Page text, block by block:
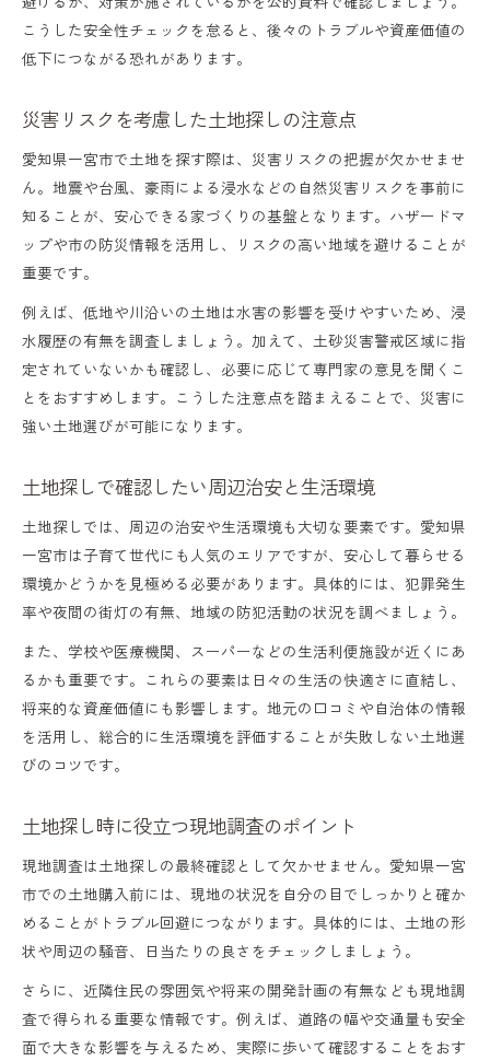
こうした安全性チェックを怠ると、後々のトラブルや資産価値の
低下につながる恐れがあります。
災害リスクを考慮した土地探しの注意点
愛知県一宮市で土地を探す際は、災害リスクの把握が欠かせませ
ん。地震や台風、豪雨による浸水などの自然災害リスクを事前に
知ることが、安心できる家づくりの基盤となります。ハザードマ
ップや市の防災情報を活用し、リスクの高い地域を避けることが
重要です。
例えば、低地や川沿いの土地は水害の影響を受けやすいため、浸
水履歴の有無を調査しましょう。加えて、土砂災害警戒区域に指
定されていないかも確認し、必要に応じて専門家の意見を聞くこ
とをおすすめします。こうした注意点を踏まえることで、災害に
強い土地選びが可能になります。
土地探しで確認したい周辺治安と生活環境
土地探しでは、周辺の治安や生活環境も大切な要素です。愛知県
一宮市は子育て世代にも人気のエリアですが、安心して暮らせる
環境かどうかを見極める必要があります。具体的には、犯罪発生
率や夜間の街灯の有無、地域の防犯活動の状況を調べましょう。
また、学校や医療機関、スーパーなどの生活利便施設が近くにあ
るかも重要です。これらの要素は日々の生活の快適さに直結し、
将来的な資産価値にも影響します。地元の口コミや自治体の情報
を活用し、総合的に生活環境を評価することが失敗しない土地選
びのコツです。
土地探し時に役立つ現地調査のポイント
現地調査は土地探しの最終確認として欠かせません。愛知県一宮
市での土地購入前には、現地の状況を自分の目でしっかりと確か
めることがトラブル回避につながります。具体的には、土地の形
状や周辺の騒音、日当たりの良さをチェックしましょう。
さらに、近隣住民の雰囲気や将来の開発計画の有無なども現地調
査で得られる重要な情報です。例えば、道路の幅や交通量も安全
面で大きな影響を与えるため、実際に歩いて確認することをおす